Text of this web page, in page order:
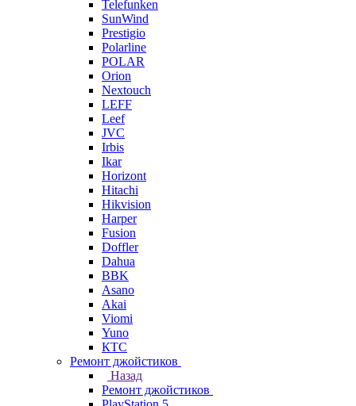
Telefunken
SunWind
Prestigio
Polarline
POLAR
Orion
Nextouch
LEFF
Leef
JVC
Irbis
Ikar
Horizont
Hitachi
Hikvision
Harper
Fusion
Doffler
Dahua
BBK
Asano
Akai
Viomi
Yuno
КТС
Ремонт джойстиков
Назад
Ремонт джойстиков